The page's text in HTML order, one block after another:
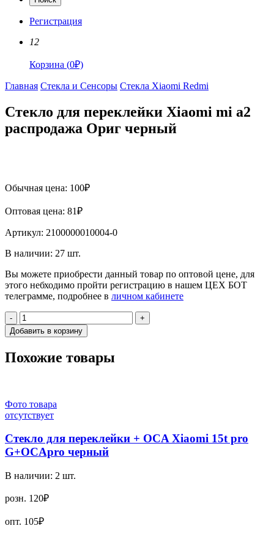
Регистрация
12
Корзина (0₽)
Главная Стекла и Сенсоры Стекла Xiaomi Redmi
Стекло для переклейки Xiaomi mi a2
распродажа Ориг черный
Обычная цена: 100₽
Оптовая цена: 81₽
Артикул: 2100000010004-0
В наличии: 27 шт.
Вы можете приобрести данный товар по оптовой цене, для
этого небходимо пройти регистрацию в нашем ЦЕХ БОТ
телеграмме, подробнее в личном кабинете
-
+
Добавить в корзину
Похожие товары
Фото товара
отсутствует
Стекло для переклейки + OCA Xiaomi 15t pro
G+OCApro черный
В наличии: 2 шт.
розн. 120₽
опт. 105₽